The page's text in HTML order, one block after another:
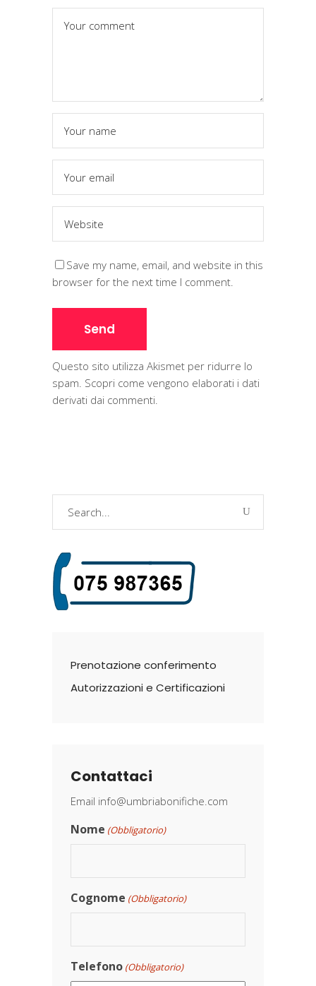
Save my name, email, and website in this
browser for the next time I comment.
Questo sito utilizza Akismet per ridurre lo
spam. Scopri come vengono elaborati i dati
derivati dai commenti.
Prenotazione conferimento
Autorizzazioni e Certificazioni
Contattaci
Email info@umbriabonifiche.com
Nome (Obbligatorio)
Cognome (Obbligatorio)
Telefono (Obbligatorio)